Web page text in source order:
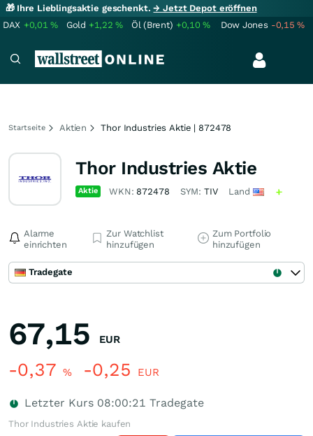
🎁 Ihre Lieblingsaktie geschenkt.→ Jetzt Depot eröffnen
DAX +0,01% Gold +1,22% Öl (Brent) +0,10% Dow Jones -0,15%
Startseite Aktien Thor Industries Aktie | 872478
Thor Industries Aktie
Aktie WKN: 872478 SYM: TIV Land
Alarme
einrichten
Zur Watchlist
hinzufügen
Zum Portfolio
hinzufügen
Tradegate
67,15 EUR
-0,37 % -0,25 EUR
Letzter Kurs 08:00:21 Tradegate
Thor Industries Aktie kaufen